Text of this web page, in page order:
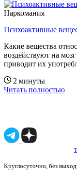
Наркомания
Психоактивные
Какие вещества
воздействуют на
приводит их
2 минуты
Читать полностью
Круглосуточно, без